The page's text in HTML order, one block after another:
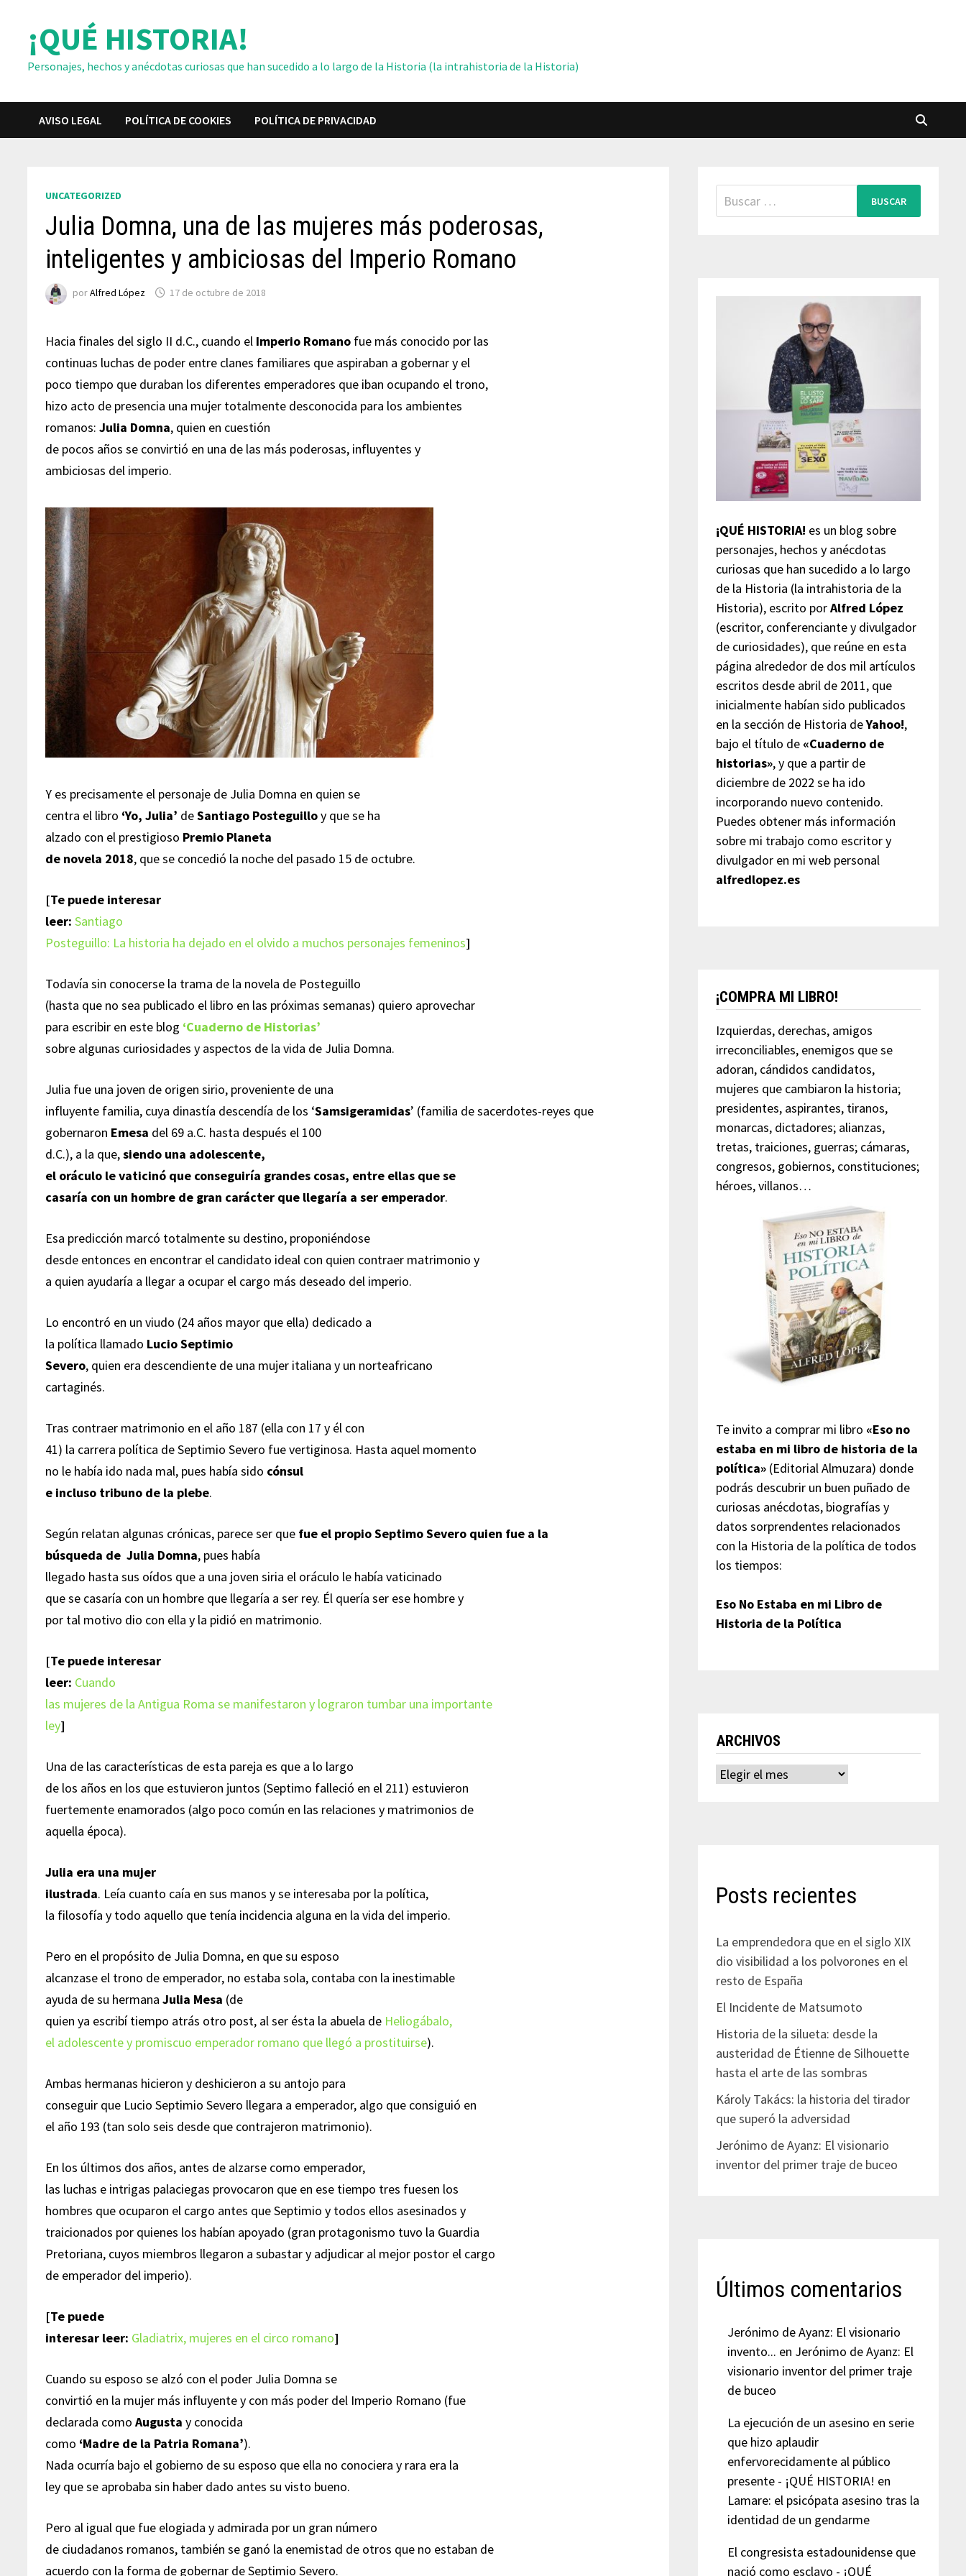
contenido¡QUÉ HISTORIA!
Personajes, hechos y anécdotas curiosas que han sucedido a lo largo de la Historia (la intrahistoria de la Historia)
AVISO LEGAL POLÍTICA DE COOKIES POLÍTICA DE PRIVACIDAD
UNCATEGORIZED
Julia Domna, una de las mujeres más poderosas,
inteligentes y ambiciosas del Imperio Romano
porAlfred López 17 de octubre de 2018
Hacia finales del siglo II d.C., cuando el Imperio Romano fue más conocido por las
continuas luchas de poder entre clanes familiares que aspiraban a gobernar y el
poco tiempo que duraban los diferentes emperadores que iban ocupando el trono,
hizo acto de presencia una mujer totalmente desconocida para los ambientes
romanos:Julia Domna, quien en cuestión
de pocos años se convirtió en una de las más poderosas, influyentes y
ambiciosas del imperio.
Y es precisamente el personaje de Julia Domna en quien se
centra el libro ‘Yo, Julia’ deSantiago Posteguilloy que se ha
alzado con el prestigioso Premio Planeta
de novela 2018, que se concedió la noche del pasado 15 de octubre.
[Te puede interesar
leer: Santiago
Posteguillo: La historia ha dejado en el olvido a muchos personajes femeninos]
Todavía sin conocerse la trama de la novela de Posteguillo
(hasta que no sea publicado el libro en las próximas semanas) quiero aprovechar
para escribir en este blog ‘Cuaderno de Historias’
sobre algunas curiosidades y aspectos de la vida de Julia Domna.
Julia fue una joven de origen sirio, proveniente de una
influyente familia, cuya dinastía descendía de los ‘Samsigeramidas’ (familia de sacerdotes-reyes que
gobernaron Emesa del 69 a.C. hasta después el 100
d.C.), a la que,siendo una adolescente,
el oráculo le vaticinó que conseguiría grandes cosas, entre ellas que se
casaría con un hombre de gran carácter que llegaría a ser emperador.
Esa predicción marcó totalmente su destino, proponiéndose
desde entonces en encontrar el candidato ideal con quien contraer matrimonio y
a quien ayudaría a llegar a ocupar el cargo más deseado del imperio.
Lo encontró en un viudo (24 años mayor que ella) dedicado a
la política llamado Lucio Septimio
Severo, quien era descendiente de una mujer italiana y un norteafricano
cartaginés.
Tras contraer matrimonio en el año 187 (ella con 17 y él con
41) la carrera política de Septimio Severo fue vertiginosa. Hasta aquel momento
no le había ido nada mal, pues había sido cónsul
e incluso tribuno de la plebe.
Según relatan algunas crónicas, parece ser que fue el propio Septimo Severo quien fue a la
búsqueda de Julia Domna, pues había
llegado hasta sus oídos que a una joven siria el oráculo le había vaticinado
que se casaría con un hombre que llegaría a ser rey. Él quería ser ese hombre y
por tal motivo dio con ella y la pidió en matrimonio.
[Te puede interesar
leer: Cuando
las mujeres de la Antigua Roma se manifestaron y lograron tumbar una importante
ley]
Una de las características de esta pareja es que a lo largo
de los años en los que estuvieron juntos (Septimo falleció en el 211) estuvieron
fuertemente enamorados (algo poco común en las relaciones y matrimonios de
aquella época).
Julia era una mujer
ilustrada. Leía cuanto caía en sus manos y se interesaba por la política,
la filosofía y todo aquello que tenía incidencia alguna en la vida del imperio.
Pero en el propósito de Julia Domna, en que su esposo
alcanzase el trono de emperador, no estaba sola, contaba con la inestimable
ayuda de su hermanaJulia Mesa (de
quien ya escribí tiempo atrás otro post, al ser ésta la abuela de Heliogábalo,
el adolescente y promiscuo emperador romano que llegó a prostituirse).
Ambas hermanas hicieron y deshicieron a su antojo para
conseguir que Lucio Septimio Severo llegara a emperador, algo que consiguió en
el año 193 (tan solo seis desde que contrajeron matrimonio).
En los últimos dos años, antes de alzarse como emperador,
las luchas e intrigas palaciegas provocaron que en ese tiempo tres fuesen los
hombres que ocuparon el cargo antes que Septimio y todos ellos asesinados y
traicionados por quienes los habían apoyado (gran protagonismo tuvo la Guardia
Pretoriana, cuyos miembros llegaron a subastar y adjudicar al mejor postor el cargo
de emperador del imperio).
[Te puede
interesar leer: Gladiatrix, mujeres en el circo romano]
Cuando su esposo se alzó con el poder Julia Domna se
convirtió en la mujer más influyente y con más poder del Imperio Romano (fue
declarada comoAugusta y conocida
como ‘Madre de la Patria Romana’).
Nada ocurría bajo el gobierno de su esposo que ella no conociera y rara era la
ley que se aprobaba sin haber dado antes su visto bueno.
Pero al igual que fue elogiada y admirada por un gran número
de ciudadanos romanos, también se ganó la enemistad de otros que no estaban de
acuerdo con la forma de gobernar de Septimio Severo.
Buscar:
¡QUÉ HISTORIA! es un blog sobre
personajes, hechos y anécdotas
curiosas que han sucedido a lo largo
de la Historia (la intrahistoria de la
Historia), escrito porAlfred López
(escritor, conferenciante y divulgador
de curiosidades), que reúne en esta
página alrededor de dos mil artículos
escritos desde abril de 2011, que
inicialmente habían sido publicados
en la sección de Historia deYahoo!,
bajo el título de «Cuaderno de
historias», y que a partir de
diciembre de 2022 se ha ido
incorporando nuevo contenido.
Puedes obtener más información
sobre mi trabajo como escritor y
divulgador en mi web personal
alfredlopez.es
¡COMPRA MI LIBRO!
Izquierdas, derechas, amigos
irreconciliables, enemigos que se
adoran, cándidos candidatos,
mujeres que cambiaron la historia;
presidentes, aspirantes, tiranos,
monarcas, dictadores; alianzas,
tretas, traiciones, guerras; cámaras,
congresos, gobiernos, constituciones;
héroes, villanos…
Te invito a comprar mi libro «Eso no
estaba en mi libro de historia de la
política»(Editorial Almuzara) donde
podrás descubrir un buen puñado de
curiosas anécdotas, biografías y
datos sorprendentes relacionados
con la Historia de la política de todos
los tiempos:
Eso No Estaba en mi Libro de
Historia de la Política
ARCHIVOS
Archivos
Posts recientes
La emprendedora que en el siglo XIX
dio visibilidad a los polvorones en el
resto de España
El Incidente de Matsumoto
Historia de la silueta: desde la
austeridad de Étienne de Silhouette
hasta el arte de las sombras
Károly Takács: la historia del tirador
que superó la adversidad
Jerónimo de Ayanz: El visionario
inventor del primer traje de buceo
Últimos comentarios
Jerónimo de Ayanz: El visionario
invento... en Jerónimo de Ayanz: El
visionario inventor del primer traje
de buceo
La ejecución de un asesino en serie
que hizo aplaudir
enfervorecidamente al público
presente - ¡QUÉ HISTORIA! en
Lamare: el psicópata asesino tras la
identidad de un gendarme
El congresista estadounidense que
nació como esclavo - ¡QUÉ